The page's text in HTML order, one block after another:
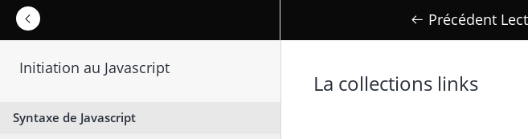
Précédent
Initiation au Javascript
Syntaxe de Javascript
La collections links